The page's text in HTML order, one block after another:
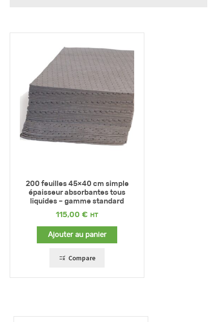
200 feuilles 45×40 cm simple
épaisseur absorbantes tous
liquides – gamme standard
115,00 €
Ajouter au panier
Compare